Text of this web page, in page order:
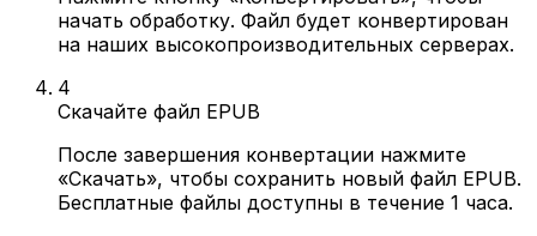
начать обработку. Файл будет конвертирован
на наших высокопроизводительных серверах.
4
Скачайте файл EPUB
После завершения конвертации нажмите
«Скачать», чтобы сохранить новый файл EPUB.
Бесплатные файлы доступны в течение 1 часа.